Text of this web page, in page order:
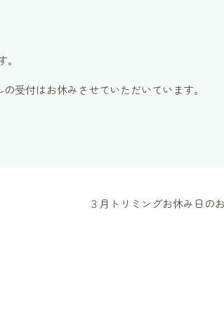
受付はお休みさせていただいています。
３月トリミングお休み日の